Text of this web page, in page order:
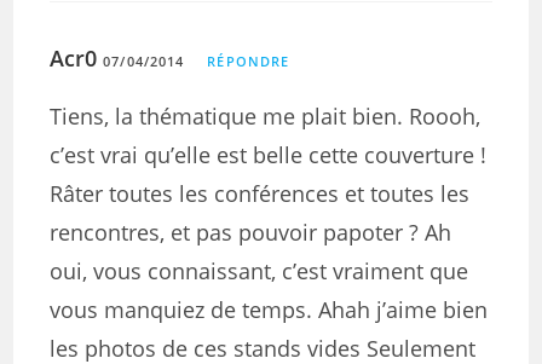
Acr0 07/04/2014 RÉPONDRE
Tiens, la thématique me plait bien. Roooh,
c’est vrai qu’elle est belle cette couverture !
Râter toutes les conférences et toutes les
rencontres, et pas pouvoir papoter ? Ah
oui, vous connaissant, c’est vraiment que
vous manquiez de temps. Ahah j’aime bien
les photos de ces stands vides Seulement